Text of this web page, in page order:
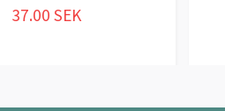
37.00 SEK